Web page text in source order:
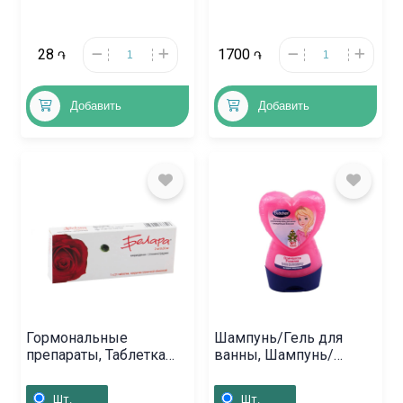
28 ֏
Добавить
1700 ֏
Добавить
Гормональные
препараты, Таблетка
Шт.
Шампунь/Гель для
ванны, Шампунь/
«Бюбхен» 230 мл,
Шт.